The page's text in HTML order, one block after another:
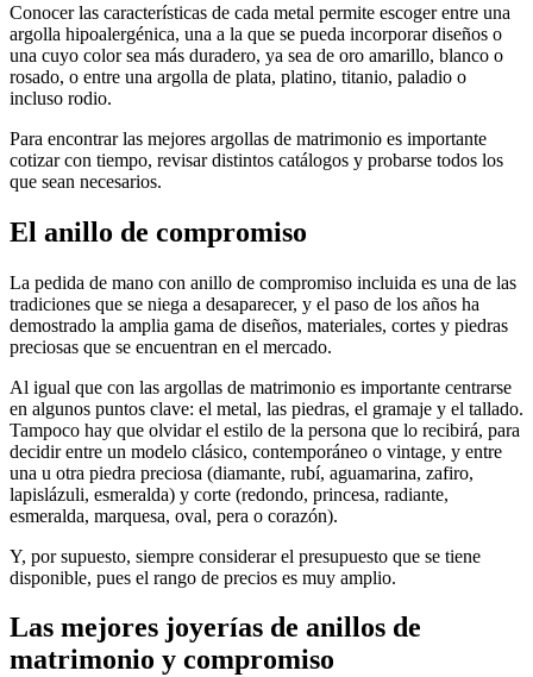
Conocer las características de cada metal permite escoger entre una
argolla hipoalergénica, una a la que se pueda incorporar diseños o
una cuyo color sea más duradero, ya sea de oro amarillo, blanco o
rosado, o entre una argolla de plata, platino, titanio, paladio o
incluso rodio.
Para encontrar las mejores argollas de matrimonio es importante
cotizar con tiempo, revisar distintos catálogos y probarse todos los
que sean necesarios.
El anillo de compromiso
La pedida de mano con anillo de compromiso incluida es una de las
tradiciones que se niega a desaparecer, y el paso de los años ha
demostrado la amplia gama de diseños, materiales, cortes y piedras
preciosas que se encuentran en el mercado.
Al igual que con las argollas de matrimonio es importante centrarse
en algunos puntos clave: el metal, las piedras, el gramaje y el tallado.
Tampoco hay que olvidar el estilo de la persona que lo recibirá, para
decidir entre un modelo clásico, contemporáneo o vintage, y entre
una u otra piedra preciosa (diamante, rubí, aguamarina, zafiro,
lapislázuli, esmeralda) y corte (redondo, princesa, radiante,
esmeralda, marquesa, oval, pera o corazón).
Y, por supuesto, siempre considerar el presupuesto que se tiene
disponible, pues el rango de precios es muy amplio.
Las mejores joyerías de anillos de
matrimonio y compromiso